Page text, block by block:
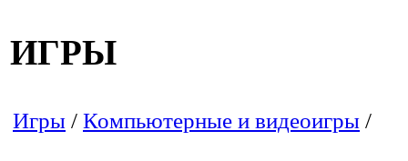
ИГРЫ
Игры / Компьютерные и видеоигры /